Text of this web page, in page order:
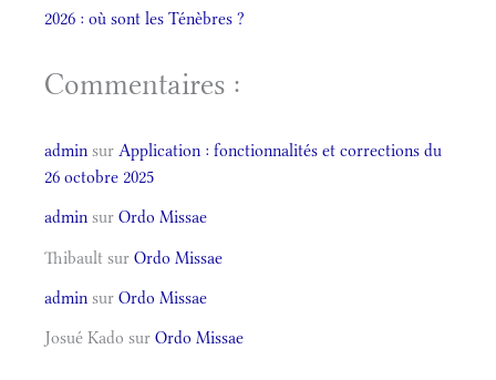
2026 : où sont les Ténèbres ?
Commentaires :
admin sur Application : fonctionnalités et corrections du
26 octobre 2025
admin sur Ordo Missae
Thibault sur Ordo Missae
admin sur Ordo Missae
Josué Kado sur Ordo Missae